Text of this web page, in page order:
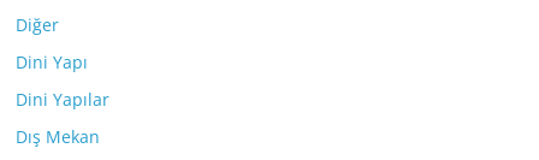
Diğer
Dini Yapı
Dini Yapılar
Dış Mekan